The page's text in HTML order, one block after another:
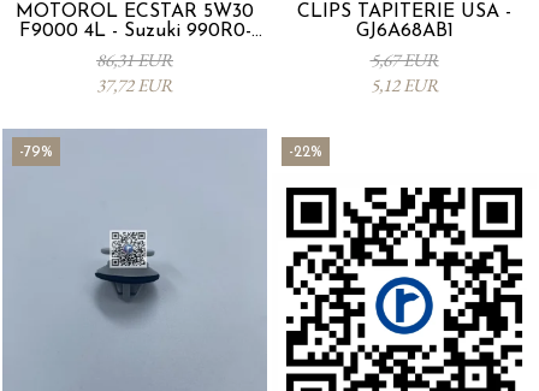
MOTORÖL ECSTAR 5W30
F9000 4L - Suzuki 990R0-
21E72-004
86,31 EUR
37,72 EUR
CLIPS TAPITERIE USA -
GJ6A68AB1
5,67 EUR
5,12 EUR
-79% -22%